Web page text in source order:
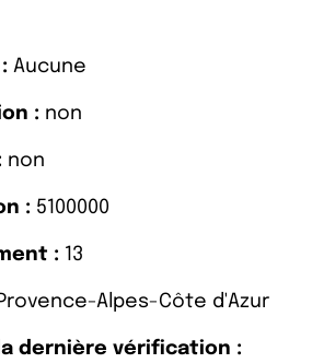
Aucune
: non
non
: 5100000
: 13
Alpes-Côte d'Azur
dernière vérification :